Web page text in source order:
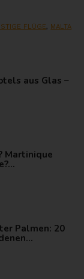
FLÜGE, MALTA
aus Glas –
Martinique
Palmen: 20